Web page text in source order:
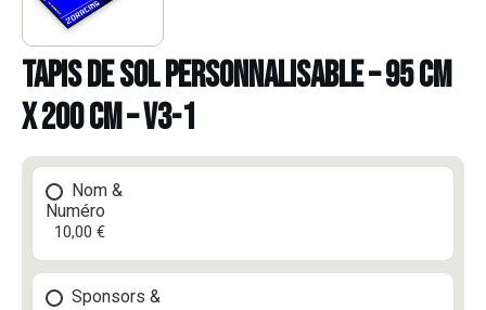
TAPIS DE SOL PERSONNALISABLE – 95 CM
X 200 CM – V3-1
Nom &
Numéro
10,00 €
Sponsors &